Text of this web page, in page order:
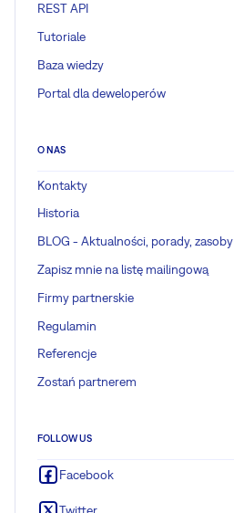
REST API
Tutoriale
Baza wiedzy
Portal dla deweloperów
O NAS
Kontakty
Historia
BLOG - Aktualności, porady, zasoby
Zapisz mnie na listę mailingową
Firmy partnerskie
Regulamin
Referencje
Zostań partnerem
FOLLOW US
Facebook
Twitter